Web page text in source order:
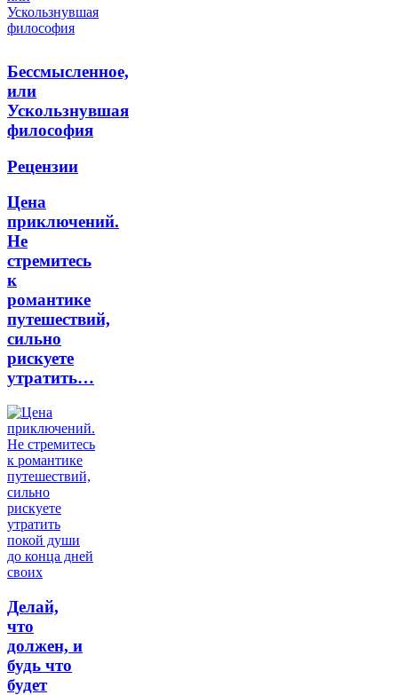
Бессмысленное,
или
Ускользнувшая
философия
Рецензии
Цена
приключений.
Не
стремитесь
к
романтике
путешествий,
сильно
рискуете
утратить…
Делай,
что
должен, и
будь что
будет